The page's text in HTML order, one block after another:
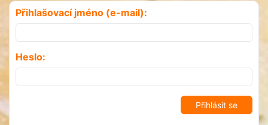
Přihlašovací jméno (e-mail):
Heslo: